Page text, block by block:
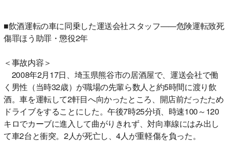
■飲酒運転の車に同乗した運送会社スタッフ――危険運転致死
傷罪ほう助罪・懲役2年
＜事故内容＞
2008年2月17日、埼玉県熊谷市の居酒屋で、運送会社で働
く男性（当時32歳）が職場の先輩ら数人と約5時間に渡り飲
酒。車を運転して2軒目へ向かったところ、開店前だったため
ドライブをすることにした。午後7時25分頃、時速100～120
キロでカーブに進入して曲がりきれず、対向車線にはみ出し
て車2台と衝突。2人が死亡し、4人が重軽傷を負った。